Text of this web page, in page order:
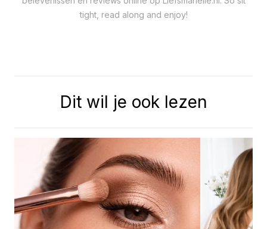
tight, read along and enjoy!
Dit wil je ook lezen